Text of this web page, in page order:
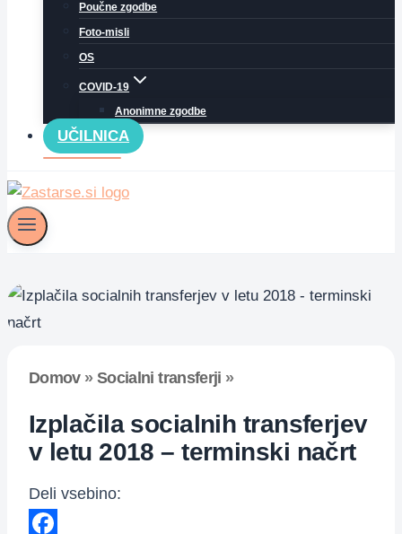
Poučne zgodbe
Foto-misli
OS
COVID-19
Anonimne zgodbe
UČILNICA
Domov» Socialni transferji »
Izplačila socialnih transferjev
v letu 2018 – terminski načrt
Deli vsebino: